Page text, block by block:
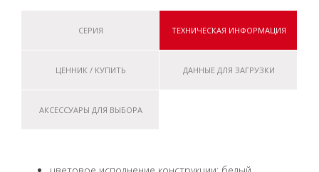
СЕРИЯ ТЕХНИЧЕСКАЯ ИНФОРМАЦИЯ
ЦЕННИК / КУПИТЬ ДАННЫЕ ДЛЯ ЗАГРУЗКИ
АКСЕССУАРЫ ДЛЯ ВЫБОРА